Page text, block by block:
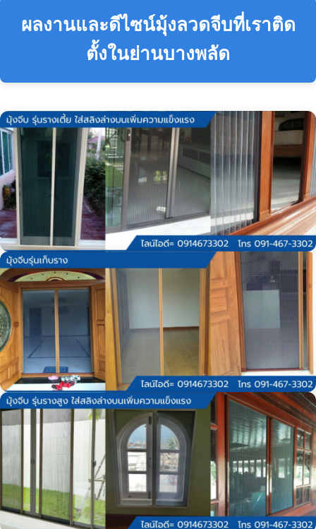
ผลงานและดีไซน์มุ้งลวดจีบที่เราติด
ตั้งในย่านบางพลัด